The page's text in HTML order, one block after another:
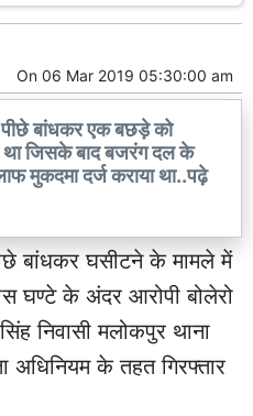
On 06 Mar 2019 05:30:00 am
पीछे बांधकर एक बछड़े को
था जिसके बाद बजरंग दल के
मुकदमा दर्ज कराया था..पढ़े
बांधकर घसीटने के मामले में
घण्टे के अंदर आरोपी बोलेरो
निवासी मलोकपुर थाना
के तहत गिरफ्तार